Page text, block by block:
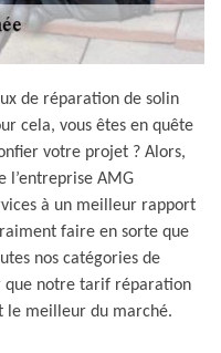
de réparation de solin
cela, vous êtes en quête
votre projet ? Alors,
l’entreprise AMG
à un meilleur rapport
faire en sorte que
nos catégories de
que notre tarif réparation
le meilleur du marché.